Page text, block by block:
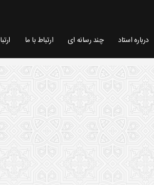
درباره استاد چند رسانه ای ارتباط با ما